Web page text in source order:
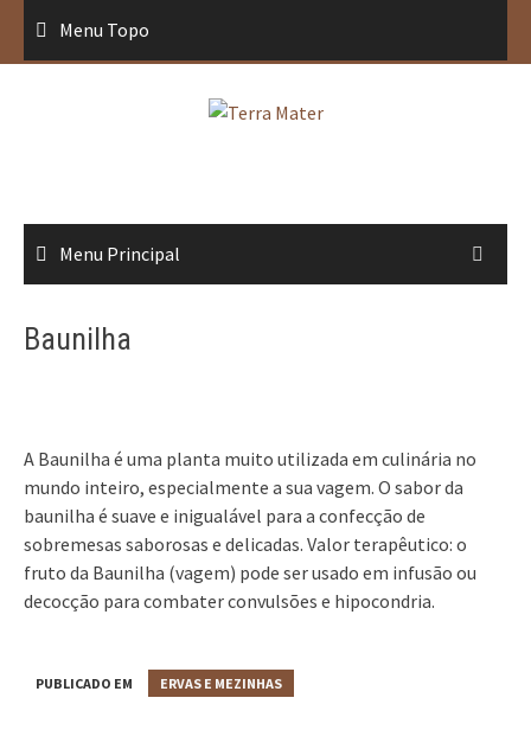
conteúdo
Menu Topo
Menu Principal
Baunilha
A Baunilha é uma planta muito utilizada em culinária no
mundo inteiro, especialmente a sua vagem. O sabor da
baunilha é suave e inigualável para a confecção de
sobremesas saborosas e delicadas. Valor terapêutico: o
fruto da Baunilha (vagem) pode ser usado em infusão ou
decocção para combater convulsões e hipocondria.
PUBLICADO EM ERVAS E MEZINHAS